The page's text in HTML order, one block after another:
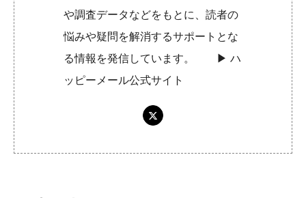
や調査データなどをもとに、読者の
悩みや疑問を解消するサポートとな
る情報を発信しています。 ▶︎ハ
ッピーメール公式サイト